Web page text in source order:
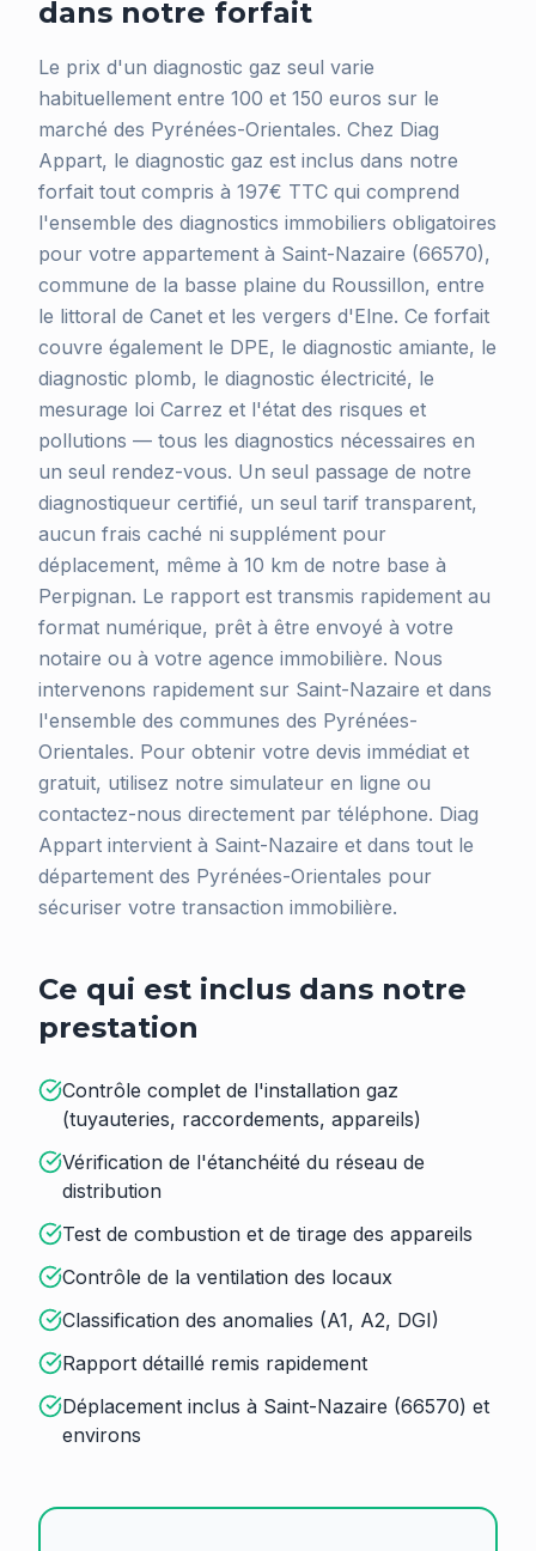
dans notre forfait
Le prix d'un diagnostic gaz seul varie
habituellement entre 100 et 150 euros sur le
marché des Pyrénées-Orientales. Chez Diag
Appart, le diagnostic gaz est inclus dans notre
forfait tout compris à 197€ TTC qui comprend
l'ensemble des diagnostics immobiliers obligatoires
pour votre appartement à Saint-Nazaire (66570),
commune de la basse plaine du Roussillon, entre
le littoral de Canet et les vergers d'Elne. Ce forfait
couvre également le DPE, le diagnostic amiante, le
diagnostic plomb, le diagnostic électricité, le
mesurage loi Carrez et l'état des risques et
pollutions — tous les diagnostics nécessaires en
un seul rendez-vous. Un seul passage de notre
diagnostiqueur certifié, un seul tarif transparent,
aucun frais caché ni supplément pour
déplacement, même à 10 km de notre base à
Perpignan. Le rapport est transmis rapidement au
format numérique, prêt à être envoyé à votre
notaire ou à votre agence immobilière. Nous
intervenons rapidement sur Saint-Nazaire et dans
l'ensemble des communes des Pyrénées-
Orientales. Pour obtenir votre devis immédiat et
gratuit, utilisez notre simulateur en ligne ou
contactez-nous directement par téléphone. Diag
Appart intervient à Saint-Nazaire et dans tout le
département des Pyrénées-Orientales pour
sécuriser votre transaction immobilière.
Ce qui est inclus dans notre
prestation
Contrôle complet de l'installation gaz
(tuyauteries, raccordements, appareils)
Vérification de l'étanchéité du réseau de
distribution
Test de combustion et de tirage des appareils
Contrôle de la ventilation des locaux
Classification des anomalies (A1, A2, DGI)
Rapport détaillé remis rapidement
Déplacement inclus à Saint-Nazaire (66570) et
environs